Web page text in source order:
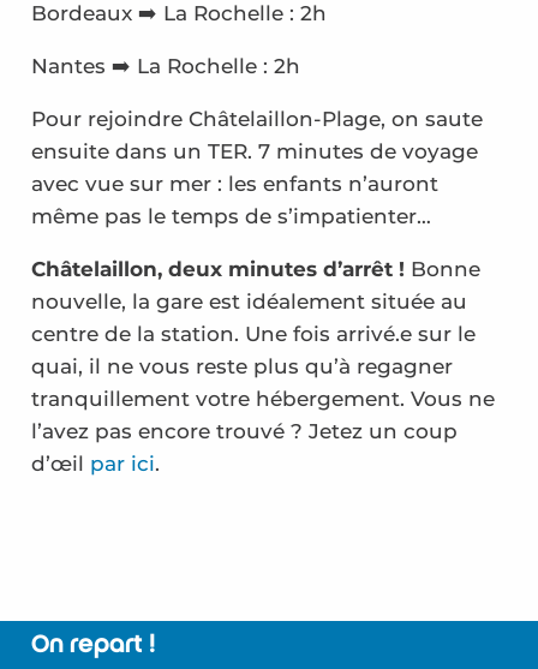
Bordeaux ➡️ La Rochelle : 2h
Nantes ➡️ La Rochelle : 2h
Pour rejoindre Châtelaillon-Plage, on saute
ensuite dans un TER. 7 minutes de voyage
avec vue sur mer : les enfants n’auront
même pas le temps de s’impatienter…
Châtelaillon, deux minutes d’arrêt ! Bonne
nouvelle, la gare est idéalement située au
centre de la station. Une fois arrivé.e sur le
quai, il ne vous reste plus qu’à regagner
tranquillement votre hébergement. Vous ne
l’avez pas encore trouvé ? Jetez un coup
d’œil par ici.
On repart !